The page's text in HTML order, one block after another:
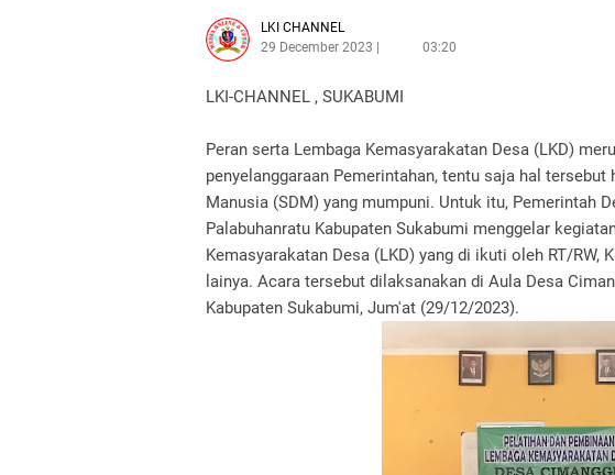
LKI CHANNEL
29 December 2023
03:20
LKI-CHANNEL , SUKABUMI
Peran serta Lembaga Kemasyarakatan Desa (LKD)
penyelanggaraan Pemerintahan, tentu saja hal tersebut
Manusia (SDM) yang mumpuni. Untuk itu, Pemerintah
Palabuhanratu Kabupaten Sukabumi menggelar
Kemasyarakatan Desa (LKD) yang di ikuti oleh RT/RW,
lainya. Acara tersebut dilaksanakan di Aula Desa
Kabupaten Sukabumi, Jum'at (29/12/2023).